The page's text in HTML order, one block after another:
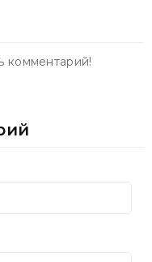
комментарий!